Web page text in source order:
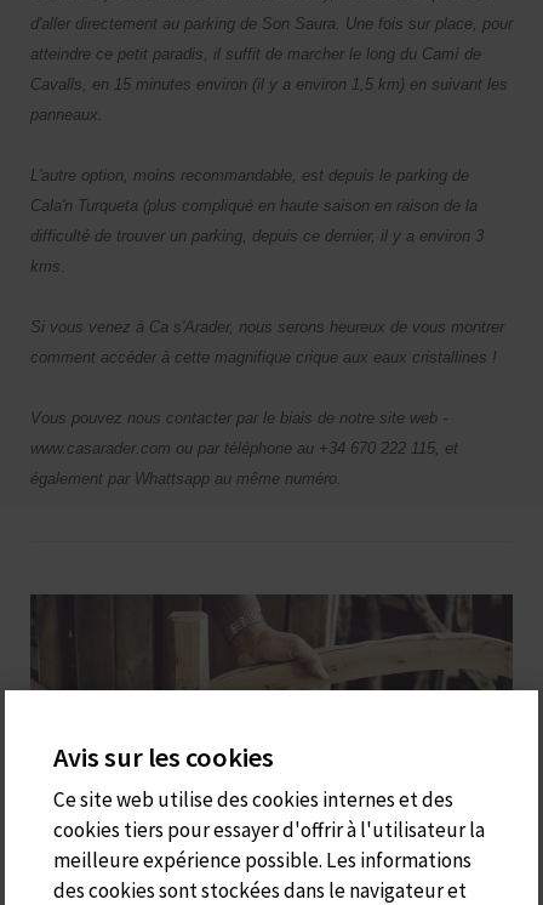
d'aller directement au parking de Son Saura. Une fois sur place, pour
atteindre ce petit paradis, il suffit de marcher le long du Camí de
Cavalls, en 15 minutes environ (il y a environ 1,5 km) en suivant les
panneaux.
L'autre option, moins recommandable, est depuis le parking de
Cala'n Turqueta (plus compliqué en haute saison en raison de la
difficulté de trouver un parking, depuis ce dernier, il y a environ 3
kms.
Si vous venez à Ca s'Arader, nous serons heureux de vous montrer
comment accéder à cette magnifique crique aux eaux cristallines !
Vous pouvez nous contacter par le biais de notre site web -
www.casarader.com ou par téléphone au +34 670 222 115, et
également par Whattsapp au même numéro.
Avis sur les cookies
Ce site web utilise des cookies internes et des
cookies tiers pour essayer d'offrir à l'utilisateur la
meilleure expérience possible. Les informations
des cookies sont stockées dans le navigateur et